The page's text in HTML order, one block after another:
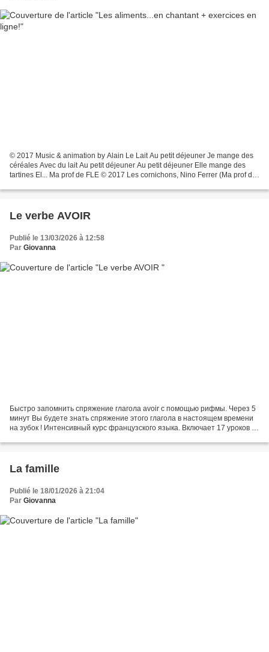
© 2017 Music & animation by Alain Le Lait Au petit déjeuner Je mange des
céréales Avec du lait Au petit déjeuner Au petit déjeuner Elle mange des
tartines El... Ma prof de FLE © 2017 Les cornichons, Nino Ferrer (Ma prof de
Le verbe AVOIR
Publié le 13/03/2026 à 12:58
Par Giovanna
Быстро запомнить спряжение глагола avoir с помощью рифмы. Через 5
минут Вы будете знать спряжение этого глагола в настоящем времени
на зубок ! Интенсивный курс французского языка. Включает 17 уроков и
La famille
Publié le 18/01/2026 à 21:04
Par Giovanna